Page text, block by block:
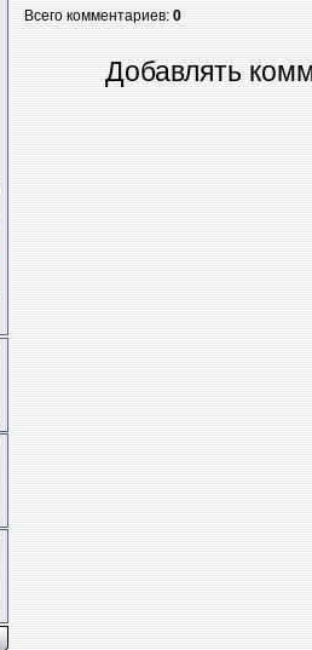
Всего комментариев:0
Добавлять